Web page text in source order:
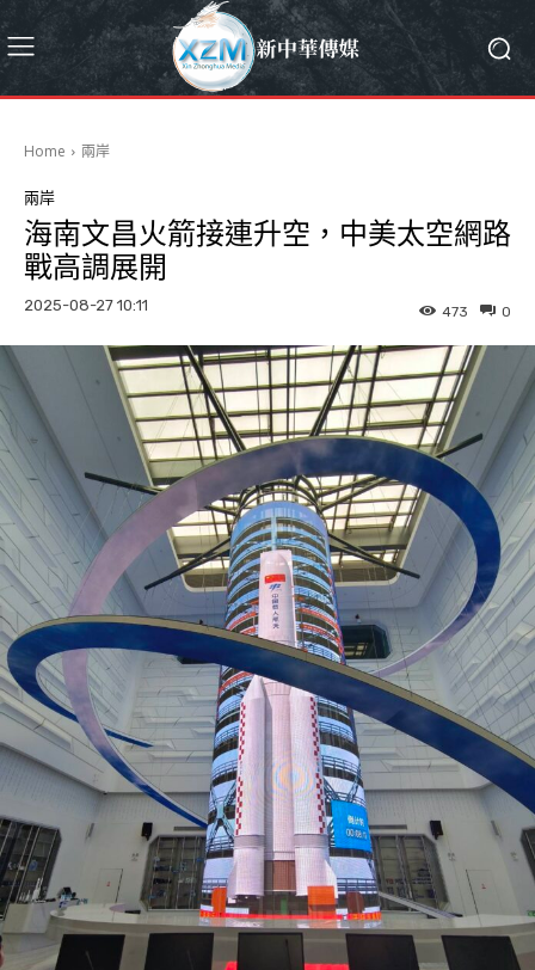
Home 兩岸
兩岸
海南文昌火箭接連升空，中美太空網路
戰高調展開
2025-08-27 10:11 0
473